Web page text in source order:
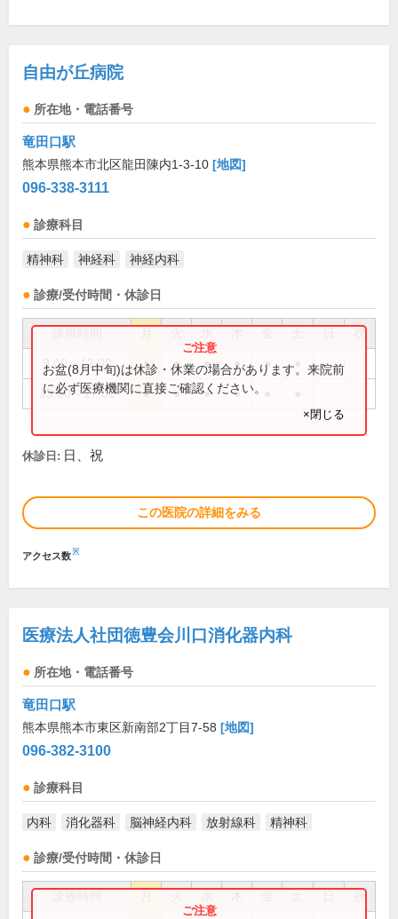
自由が丘病院
所在地・電話番号
竜田口駅
熊本県熊本市北区龍田陳内1-3-10 [地図]
096-338-3111
診療科目
精神科 神経科 神経内科
診療/受付時間・休診日
祝
9:00～12:00 ● ● ● ● ●
13:00～17:00 ● ● ● ●
お盆(8月中旬)は休診・休業の場合があります。来院前
に必ず医療機関に直接ご確認ください。
×閉じる
休診日: 日、祝
この医院の詳細をみる
アクセス数※
医療法人社団徳豊会川口消化器内科
所在地・電話番号
竜田口駅
熊本県熊本市東区新南部2丁目7-58 [地図]
096-382-3100
診療科目
内科 消化器科 脳神経内科 放射線科 精神科
診療/受付時間・休診日
祝